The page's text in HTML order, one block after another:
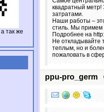
а так же
квадратный
затратами.
Наши работы –
стиль. Мы примем
Подробнее на
Не откладывайте
теплым, но и
пожаловать в
ppu-pro_germ